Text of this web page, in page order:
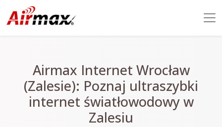
Airmax Internet Wrocław
(Zalesie): Poznaj ultraszybki
internet światłowodowy w
Zalesiu